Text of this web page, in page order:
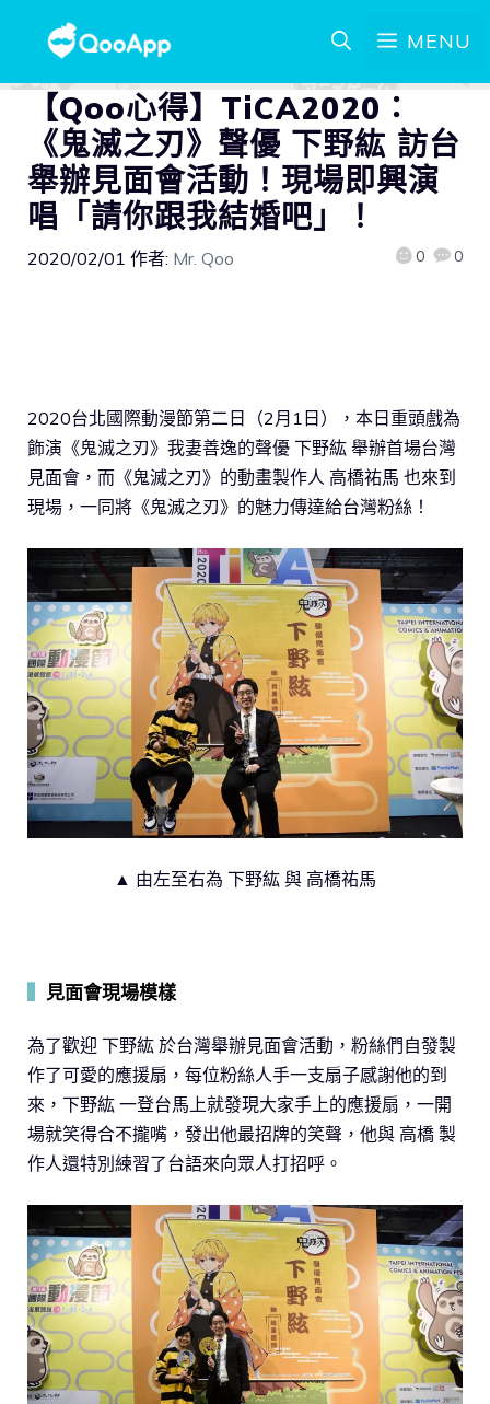
MENU
【Qoo心得】TiCA2020：
《鬼滅之刃》聲優 下野紘 訪台
舉辦見面會活動！現場即興演
唱「請你跟我結婚吧」！
2020/02/01 作者: Mr. Qoo 0 0
2020台北國際動漫節第二日（2月1日），本日重頭戲為
飾演《鬼滅之刃》我妻善逸的聲優 下野紘 舉辦首場台灣
見面會，而《鬼滅之刃》的動畫製作人 高橋祐馬 也來到
現場，一同將《鬼滅之刃》的魅力傳達給台灣粉絲！
▲ 由左至右為 下野紘 與 高橋祐馬
見面會現場模樣
為了歡迎 下野紘 於台灣舉辦見面會活動，粉絲們自發製
作了可愛的應援扇，每位粉絲人手一支扇子感謝他的到
來，下野紘 一登台馬上就發現大家手上的應援扇，一開
場就笑得合不攏嘴，發出他最招牌的笑聲，他與 高橋 製
作人還特別練習了台語來向眾人打招呼。